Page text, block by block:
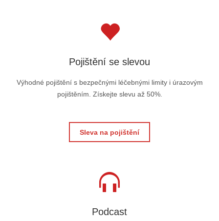
Pojištění se slevou
Výhodné pojištění s bezpečnými léčebnými limity i úrazovým
pojištěním. Získejte slevu až 50%.
Sleva na pojištění
Podcast